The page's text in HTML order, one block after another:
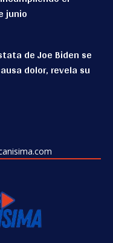
junio
de Joe Biden se
dolor, revela su